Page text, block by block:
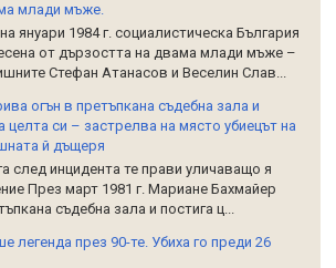
млади мъже.
януари 1984 г. социалистическа България
от дързостта на двама млади мъже –
Стефан Атанасов и Веселин Слав...
огън в претъпкана съдебна зала и
целта си – застрелва на място убиецът на
й дъщеря
след инцидента те прави уличаващо я
През март 1981 г. Мариане Бахмайер
съдебна зала и постига ц...
легенда през 90-те. Убиха го преди 26